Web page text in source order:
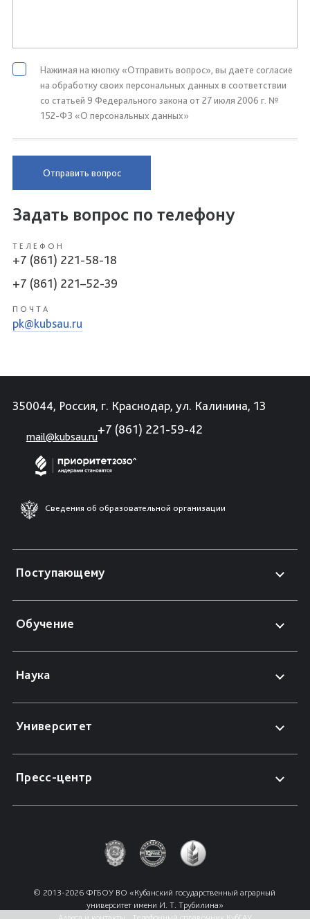
Нажимая на кнопку «Отправить вопрос», вы даете согласие
на обработку своих персональных данных в соответствии
со статьей 9 Федерального закона от 27 июля 2006 г. №
152-ФЗ «О персональных данных»
Отправить вопрос
Задать вопрос по телефону
ТЕЛЕФОН
+7 (861) 221-58-18
+7 (861) 221–52-39
ПОЧТА
pk@kubsau.ru
350044, Россия, г. Краснодар, ул. Калинина, 13
mail@kubsau.ru
+7 (861) 221-59-42
Сведения об образовательной организации
Поступающему
Обучение
Наука
Университет
Пресс-центр
© 2013-2026 ФГБОУ ВО «Кубанский государственный аграрный
университет имени И. Т. Трубилина»